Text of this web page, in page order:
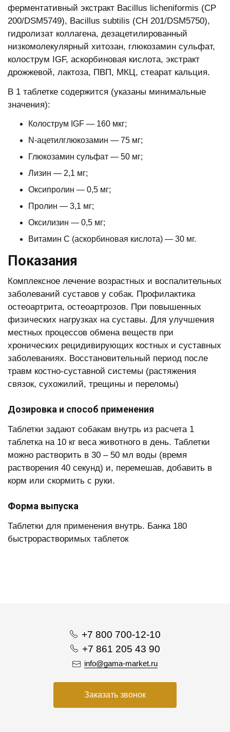
ферментативный экстракт Bacillus licheniformis (СР
200/DSM5749), Bacillus subtilis (CH 201/DSM5750),
гидролизат коллагена, дезацетилированный
низкомолекулярный хитозан, глюкозамин сульфат,
колострум IGF, аскорбиновая кислота, экстракт
дрожжевой, лактоза, ПВП, МКЦ, стеарат кальция.
В 1 таблетке содержится (указаны минимальные
значения):
Колострум IGF — 160 мкг;
N-ацетилглюкозамин — 75 мг;
Глюкозамин сульфат — 50 мг;
Лизин — 2,1 мг;
Оксипролин — 0,5 мг;
Пролин — 3,1 мг;
Оксилизин — 0,5 мг;
Витамин C (аскорбиновая кислота) — 30 мг.
Показания
Комплексное лечение возрастных и воспалительных
заболеваний суставов у собак. Профилактика
остеоартрита, остеоартрозов. При повышенных
физических нагрузках на суставы. Для улучшения
местных процессов обмена веществ при
хронических рецидивирующих костных и суставных
заболеваниях. Восстановительный период после
травм костно-суставной системы (растяжения
связок, сухожилий, трещины и переломы)
Дозировка и способ применения
Таблетки задают собакам внутрь из расчета 1
таблетка на 10 кг веса животного в день. Таблетки
можно растворить в 30 – 50 мл воды (время
растворения 40 секунд) и, перемешав, добавить в
корм или скормить с руки.
Форма выпуска
Таблетки для применения внутрь. Банка 180
быстрорастворимых таблеток
+7 800 700-12-10
+7 861 205 43 90
info@gama-market.ru
Заказать звонок